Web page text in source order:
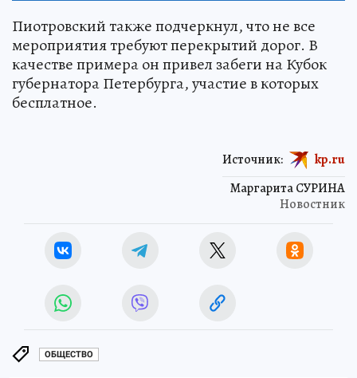
Пиотровский также подчеркнул, что не все
мероприятия требуют перекрытий дорог. В
качестве примера он привел забеги на Кубок
губернатора Петербурга, участие в которых
бесплатное.
Маргарита СУРИНА
Новостник
Источник: kp.ru
ОБЩЕСТВО